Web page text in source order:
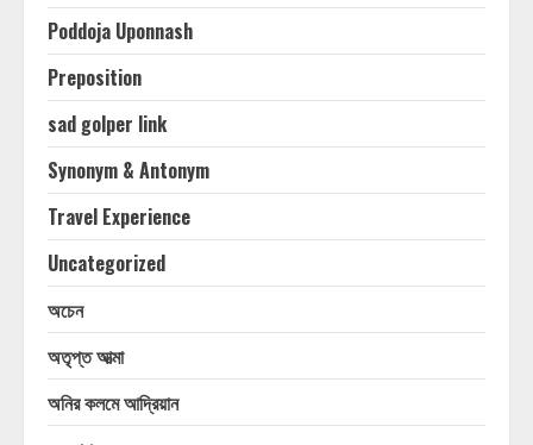
Poddoja Uponnash
Preposition
sad golper link
Synonym & Antonym
Travel Experience
Uncategorized
অচেন
অতৃপ্ত আত্মা
অনির কলমে আদ্রিয়ান